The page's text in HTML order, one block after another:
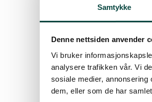
Samtykke
Denne nettsiden anvender
Vi bruker
analysere trafikken vår. Vi
sosiale medier,
dem, eller som de har
Nærings- og
fylkesutvalet
Fylket har her
avhengig av kva